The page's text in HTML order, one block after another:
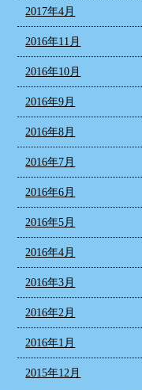
2017年4月
2016年11月
2016年10月
2016年9月
2016年8月
2016年7月
2016年6月
2016年5月
2016年4月
2016年3月
2016年2月
2016年1月
2015年12月